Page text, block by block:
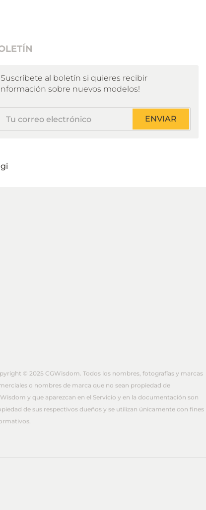
al boletín si quieres recibir
sobre nuevos modelos!
correo
ENVIAR
© 2025 CGWisdom. Todos los nombres, fotografías y marcas
o nombres de marca que no sean propiedad de
y que aparezcan en el Servicio y en la documentación son
de sus respectivos dueños y se utilizan únicamente con fines